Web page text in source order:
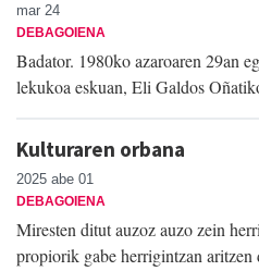
mar 24
DEBAGOIENA
Badator. 1980ko azaroaren 29an
lekukoa eskuan, Eli Galdos
Kulturaren orbana
2025 abe 01
DEBAGOIENA
Miresten ditut auzoz auzo zein
propiorik gabe herrigintzan aritzen